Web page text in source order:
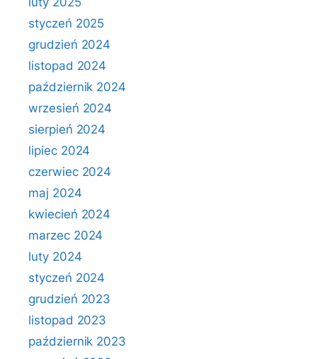
styczeń 2025
grudzień 2024
listopad 2024
październik 2024
wrzesień 2024
sierpień 2024
lipiec 2024
czerwiec 2024
maj 2024
kwiecień 2024
marzec 2024
luty 2024
styczeń 2024
grudzień 2023
listopad 2023
październik 2023